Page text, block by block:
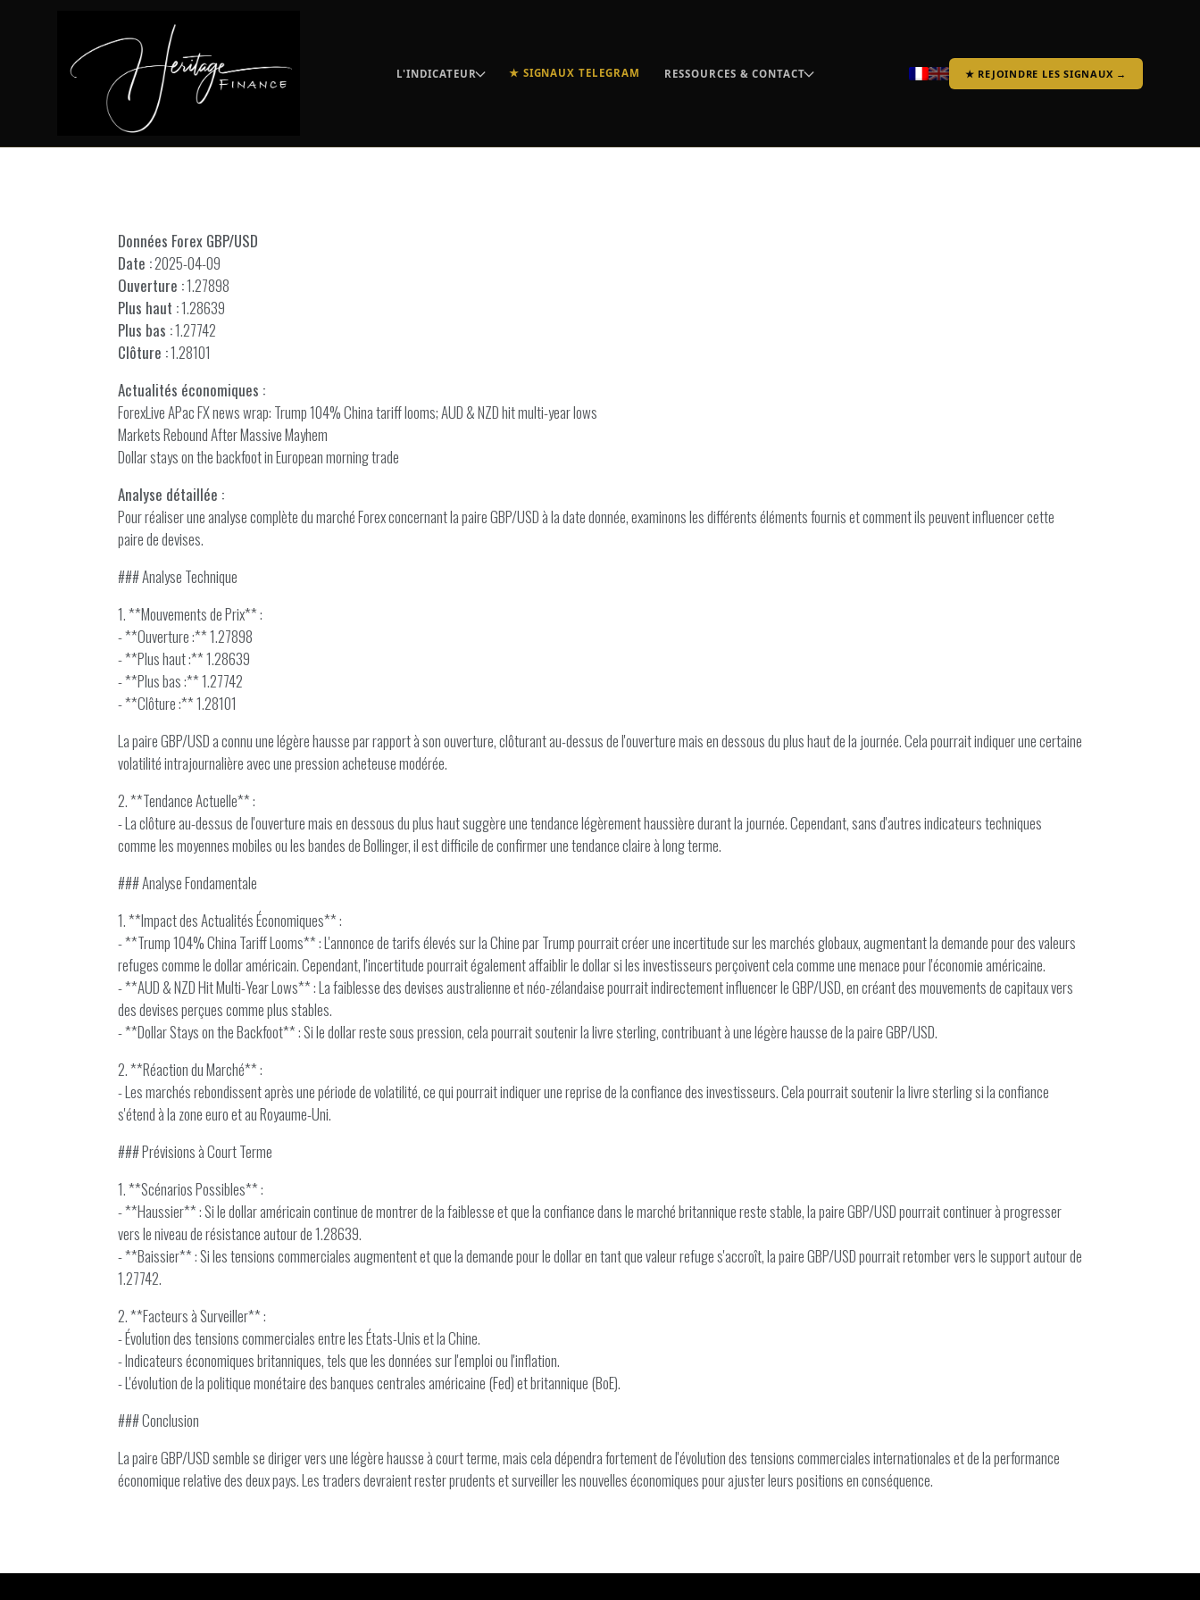
L'INDICATEUR ★ SIGNAUX TELEGRAM RESSOURCES & CONTACT ★ REJOINDRE LES SIGNAUX →
Données Forex GBP/USD
Date :2025-04-09
Ouverture :1.27898
Plus haut :1.28639
Plus bas :1.27742
Clôture :1.28101
Actualités économiques :
ForexLive APac FX news wrap: Trump 104% China tariff looms; AUD & NZD hit multi-year lows
Markets Rebound After Massive Mayhem
Dollar stays on the backfoot in European morning trade
Analyse détaillée :
Pour réaliser une analyse complète du marché Forex concernant la paire GBP/USD à la date donnée, examinons les différents éléments fournis et comment ils peuvent influencer cette
paire de devises.
### Analyse Technique
1. **Mouvements de Prix** :
- **Ouverture :** 1.27898
- **Plus haut :** 1.28639
- **Plus bas :** 1.27742
- **Clôture :** 1.28101
La paire GBP/USD a connu une légère hausse par rapport à son ouverture, clôturant au-dessus de l'ouverture mais en dessous du plus haut de la journée. Cela pourrait indiquer une certaine
volatilité intrajournalière avec une pression acheteuse modérée.
2. **Tendance Actuelle** :
- La clôture au-dessus de l'ouverture mais en dessous du plus haut suggère une tendance légèrement haussière durant la journée. Cependant, sans d'autres indicateurs techniques
comme les moyennes mobiles ou les bandes de Bollinger, il est difficile de confirmer une tendance claire à long terme.
### Analyse Fondamentale
1. **Impact des Actualités Économiques** :
- **Trump 104% China Tariff Looms** : L'annonce de tarifs élevés sur la Chine par Trump pourrait créer une incertitude sur les marchés globaux, augmentant la demande pour des valeurs
refuges comme le dollar américain. Cependant, l'incertitude pourrait également affaiblir le dollar si les investisseurs perçoivent cela comme une menace pour l'économie américaine.
- **AUD & NZD Hit Multi-Year Lows** : La faiblesse des devises australienne et néo-zélandaise pourrait indirectement influencer le GBP/USD, en créant des mouvements de capitaux vers
des devises perçues comme plus stables.
- **Dollar Stays on the Backfoot** : Si le dollar reste sous pression, cela pourrait soutenir la livre sterling, contribuant à une légère hausse de la paire GBP/USD.
2. **Réaction du Marché** :
- Les marchés rebondissent après une période de volatilité, ce qui pourrait indiquer une reprise de la confiance des investisseurs. Cela pourrait soutenir la livre sterling si la confiance
s'étend à la zone euro et au Royaume-Uni.
### Prévisions à Court Terme
1. **Scénarios Possibles** :
- **Haussier** : Si le dollar américain continue de montrer de la faiblesse et que la confiance dans le marché britannique reste stable, la paire GBP/USD pourrait continuer à progresser
vers le niveau de résistance autour de 1.28639.
- **Baissier** : Si les tensions commerciales augmentent et que la demande pour le dollar en tant que valeur refuge s'accroît, la paire GBP/USD pourrait retomber vers le support autour de
1.27742.
2. **Facteurs à Surveiller** :
- Évolution des tensions commerciales entre les États-Unis et la Chine.
- Indicateurs économiques britanniques, tels que les données sur l'emploi ou l'inflation.
- L'évolution de la politique monétaire des banques centrales américaine (Fed) et britannique (BoE).
### Conclusion
La paire GBP/USD semble se diriger vers une légère hausse à court terme, mais cela dépendra fortement de l'évolution des tensions commerciales internationales et de la performance
économique relative des deux pays. Les traders devraient rester prudents et surveiller les nouvelles économiques pour ajuster leurs positions en conséquence.